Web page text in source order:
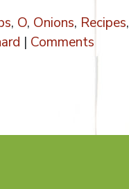
, O, Onions, Recipes,
| Comments